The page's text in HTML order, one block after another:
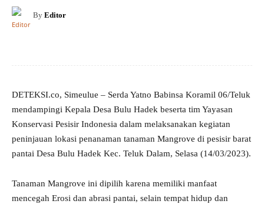
By Editor
DETEKSI.co, Simeulue – Serda Yatno Babinsa Koramil 06/Teluk
mendampingi Kepala Desa Bulu Hadek beserta tim Yayasan
Konservasi Pesisir Indonesia dalam melaksanakan kegiatan
peninjauan lokasi penanaman tanaman Mangrove di pesisir barat
pantai Desa Bulu Hadek Kec. Teluk Dalam, Selasa (14/03/2023).
Tanaman Mangrove ini dipilih karena memiliki manfaat
mencegah Erosi dan abrasi pantai, selain tempat hidup dan